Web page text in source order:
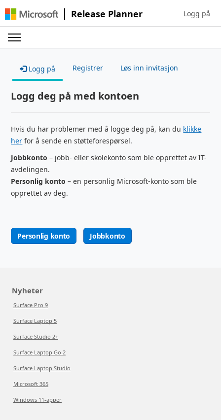
Release Planner Sign in to
Logg på
Logg på Registrer Løs inn invitasjon
Logg deg på med kontoen
Hvis du har problemer med å logge deg på, kan du klikke
her for å sende en støtteforespørsel.
Jobbkonto – jobb- eller skolekonto som ble opprettet av IT-
avdelingen.
Personlig konto – en personlig Microsoft-konto som ble
opprettet av deg.
Personlig konto Jobbkonto
Nyheter
Surface Pro 9
Surface Laptop 5
Surface Studio 2+
Surface Laptop Go 2
Surface Laptop Studio
Microsoft 365
Windows 11-apper